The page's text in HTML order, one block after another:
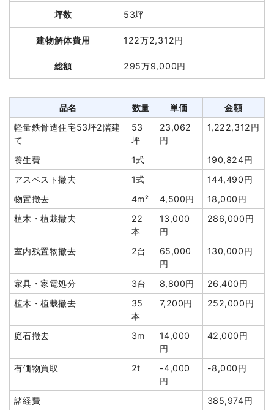
木造住宅41坪2階建て
41坪 27,500円
1,127,500円
245m² 500円
植木・植栽撤去
30,000円
30,000円
諸経費
60,000円
値引き
0円
小計
1,380,000円
消費税
138,000円
合計金額
1,518,000円
建物の種類/構造 木造住宅2階建て
坪数 41坪
建物解体費用 136万7,122円
187万円
金額
坪数 53坪
建物解体費用 122万2,312円
総額 295万9,000円
品名 数量 単価
金額
軽量鉄骨造住宅53坪2階建
て
53
坪
23,062
円
1,222,312円
養生費 1式
190,824円
アスベスト撤去
1式
144,490円
物置撤去
4m² 4,500円
18,000円
植木・植栽撤去
22
本
13,000
円
286,000円
室内残置物撤去 2台
65,000
円
130,000円
家具・家電処分 3台 8,800円
26,400円
植木・植栽撤去
35
本
7,200円 252,000円
庭石撤去 3m
14,000
円
42,000円
有価物買取 2t
-4,000
円
-8,000円
諸経費
385,974円